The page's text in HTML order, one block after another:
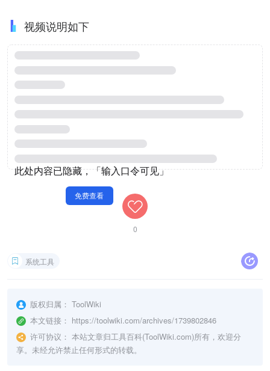
视频说明如下
0
系统工具
版权归属： ToolWiki
本文链接： https://toolwiki.com/archives/1739802846
许可协议： 本站文章归工具百科(ToolWiki.com)所有，欢迎分
享。未经允许禁止任何形式的转载。